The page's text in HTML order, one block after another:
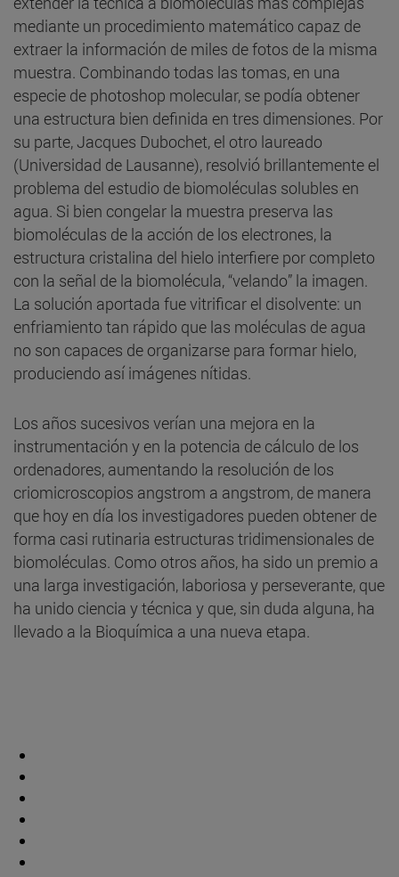
mediante un procedimiento matemático capaz de
extraer la información de miles de fotos de la misma
muestra. Combinando todas las tomas, en una
especie de photoshop molecular, se podía obtener
una estructura bien definida en tres dimensiones. Por
su parte, Jacques Dubochet, el otro laureado
(Universidad de Lausanne), resolvió brillantemente el
problema del estudio de biomoléculas solubles en
agua. Si bien congelar la muestra preserva las
biomoléculas de la acción de los electrones, la
estructura cristalina del hielo interfiere por completo
con la señal de la biomolécula, “velando” la imagen.
La solución aportada fue vitrificar el disolvente: un
enfriamiento tan rápido que las moléculas de agua
no son capaces de organizarse para formar hielo,
produciendo así imágenes nítidas.
Los años sucesivos verían una mejora en la
instrumentación y en la potencia de cálculo de los
ordenadores, aumentando la resolución de los
criomicroscopios angstrom a angstrom, de manera
que hoy en día los investigadores pueden obtener de
forma casi rutinaria estructuras tridimensionales de
biomoléculas. Como otros años, ha sido un premio a
una larga investigación, laboriosa y perseverante, que
ha unido ciencia y técnica y que, sin duda alguna, ha
llevado a la Bioquímica a una nueva etapa.